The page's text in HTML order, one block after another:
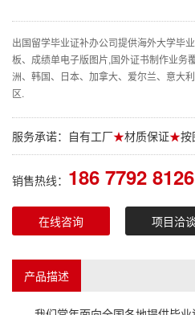
出国留学毕业证补办公司提供海外大学毕
板、成绩单电子版图片,国外证书制作业务
洲、韩国、日本、加拿大、爱尔兰、意大
区.
服务承诺：自有工厂★材质保证★按
销售热线： 186 7792 8126
在线咨询 项目洽谈
产品描述